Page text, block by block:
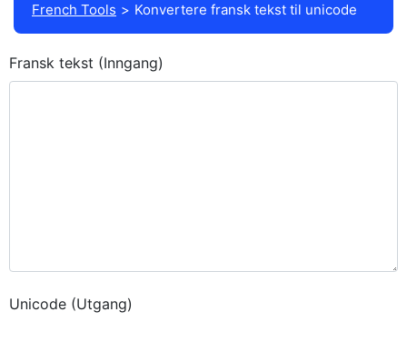
French Tools Konvertere fransk tekst til unicode
Fransk tekst (Inngang)
Unicode (Utgang)